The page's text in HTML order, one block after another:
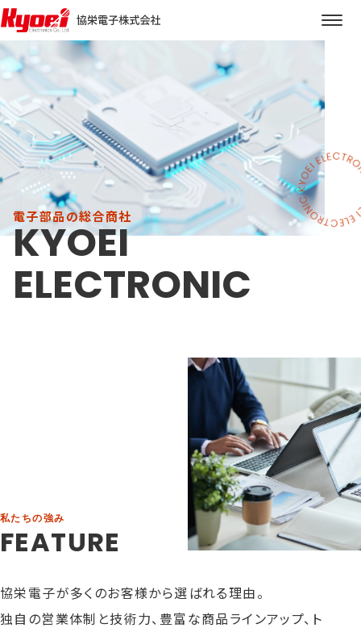
電子部品の総合商社
KYOEI
ELECTRONIC
私たちの強み
FEATURE
協栄電子が多くのお客様から選ばれる理由。
独自の営業体制と技術力、豊富な商品ラインアップ、 ト